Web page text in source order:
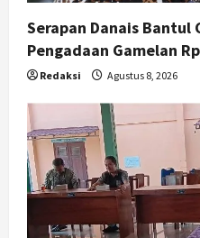
Serapan Danais Bantul
Pengadaan Gamelan
Redaksi Agustus 8, 2026